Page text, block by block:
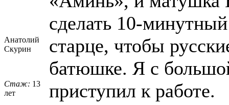
Анатолий
Скурин
Стаж: 13
лет
сделать 10-
старце, чтобы
батюшке. Я с
приступил к работе.